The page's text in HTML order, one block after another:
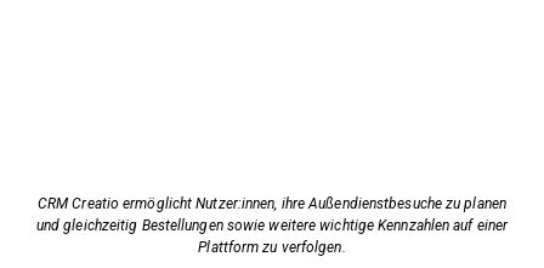
CRM Creatio ermöglicht Nutzer:innen, ihre Außendienstbesuche zu planen
und gleichzeitig Bestellungen sowie weitere wichtige Kennzahlen auf einer
Plattform zu verfolgen.